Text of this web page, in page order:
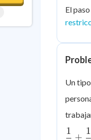
El
Un
1
+
1